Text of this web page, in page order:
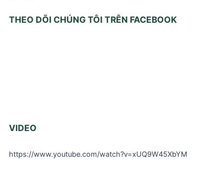
THEO DÕI CHÚNG TÔI TRÊN FACEBOOK
VIDEO
https://www.youtube.com/watch?v=xUQ9W45XbYM